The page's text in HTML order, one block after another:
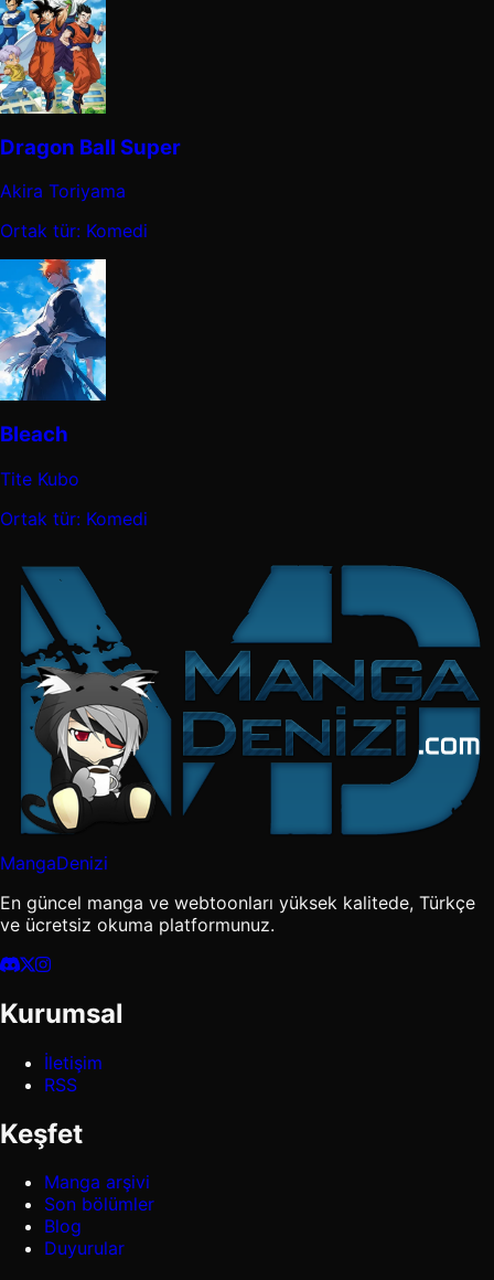
Dragon Ball Super
Akira Toriyama
Ortak tür: Komedi
Bleach
Tite Kubo
Ortak tür: Komedi
MangaDenizi
En güncel manga ve webtoonları yüksek kalitede, Türkçe
ve ücretsiz okuma platformunuz.
Kurumsal
İletişim
RSS
Keşfet
Manga arşivi
Son bölümler
Blog
Duyurular